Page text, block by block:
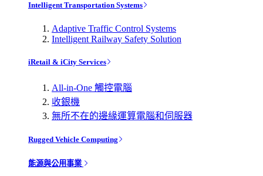
Intelligent Transportation Systems
Adaptive Traffic Control Systems
Intelligent Railway Safety Solution
iRetail & iCity Services
All-in-One 觸控電腦
收銀機
無所不在的邊緣運算電腦和伺服器
Rugged Vehicle Computing
能源與公用事業